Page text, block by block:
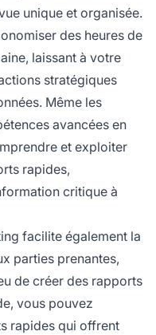
unique et organisée.
des heures de
laissant à votre
stratégiques
Même les
avancées en
et exploiter
rapides,
critique à
facilite également la
parties prenantes,
de créer des rapports
vous pouvez
rapides qui offrent